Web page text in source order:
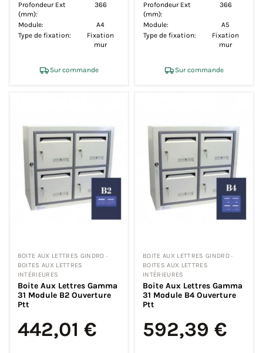
Profondeur Ext
(mm):
366
Module:
A4
Type de fixation:
Fixation
mur
Sur commande
Profondeur Ext
(mm):
366
Module:
A5
Type de fixation:
Fixation
mur
Sur commande
BOITE AUX LETTRES GINDRO ·
BOITES AUX LETTRES
INTÉRIEURES
Boite Aux Lettres Gamma
31 Module B2 Ouverture
Ptt
442,01 €
BOITE AUX LETTRES GINDRO ·
BOITES AUX LETTRES
INTÉRIEURES
Boite Aux Lettres Gamma
31 Module B4 Ouverture
Ptt
592,39 €